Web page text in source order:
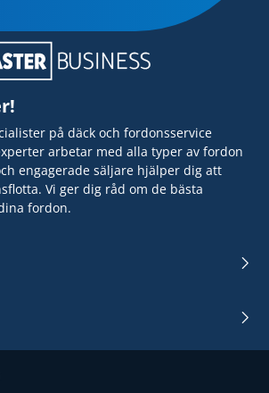
på däck och fordonsservice
arbetar med alla typer av fordon
engagerade säljare hjälper dig att
Vi ger dig råd om de bästa
fordon.